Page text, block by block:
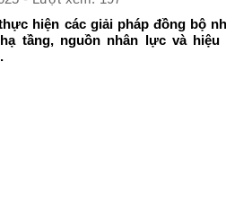
hiện các giải pháp đồng bộ
tầng, nguồn nhân lực và